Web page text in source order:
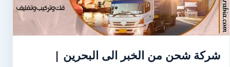
شركة شحن من الخبر الى البحرين |